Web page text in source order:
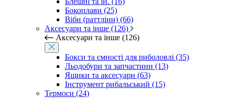
Бокоплави (25)
Віби (раттліни) (66)
Аксесуари та інше (126)
Аксесуари та інше (126)
Бокси та ємності для риболовлі (35)
Льодобури та запчастини (13)
Ящики та аксесуари (63)
Інструмент рибальський (15)
Термоси (24)